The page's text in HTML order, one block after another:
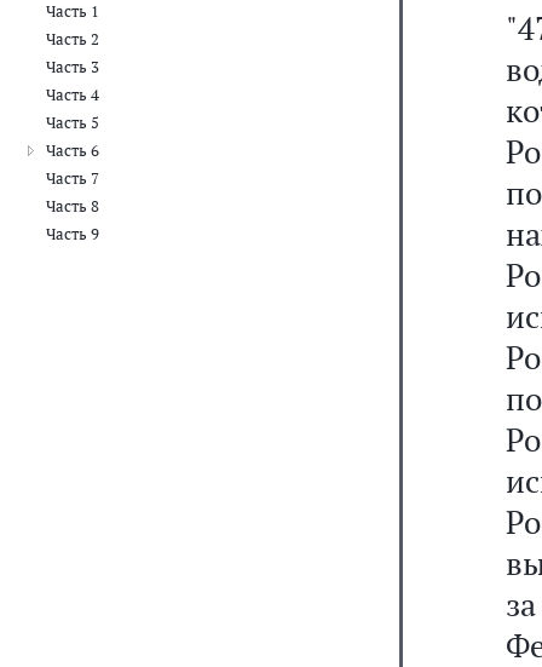
Часть 1
Часть 2
Часть 3
Часть 4
Часть 5
Часть 6
Часть 7
Часть 8
Часть 9